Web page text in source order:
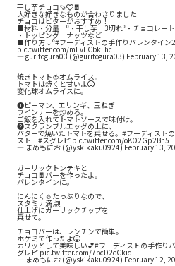
干し芋チョコ🍠❤️🍫
大好きな好きなものが合わさりました
チョコはビターがおすすめ！
■材料・分量 ⁰・干し芋 3切れ⁰・チョコレー
・トッピング ナッツなど
■作り方↓⁰#フーディストの手作りバレンタイン
pic.twitter.com/mEvECbkLhc
— guritogura03 (@guritogura03) February 13,
焼きトマト🍅オムライス。
トマトは焼くと甘いよ😃
変化球オムライスに。
❶ピーマン、エリンギ、玉ねぎ
ウインナーを炒める。
ご飯を入れてトマトソースで味付け。
❷スクランブルエッグの上に、
バターで焼いたトマトを乗せる。 #フーディスト
スト #スグレピ pic.twitter.com/oKO2Gp2Bn5
— まめもにお (@yskikaku0924) February 13,
ガーリックトンテキと
チョコ🍫バーを作ったよ。
バレンタインに。
にんにく🧄たっぷりなので、
スタミナ満点❗️
仕上げにガーリックチップを
乗せて。
チョコバーは、レンチンで簡単。
ホケミで作ったよ😃
カリッとして美味しい💕#フーディストの手作り
グレピ pic.twitter.com/7bcD2cCkiq
— まめもにお (@yskikaku0924) February 12,